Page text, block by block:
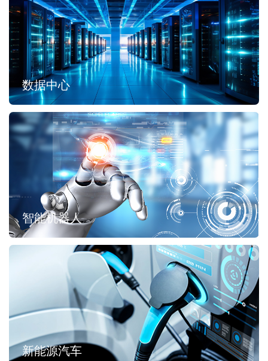
数据中心
智能机器人
新能源汽车